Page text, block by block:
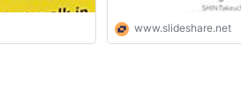
www.slideshare.net